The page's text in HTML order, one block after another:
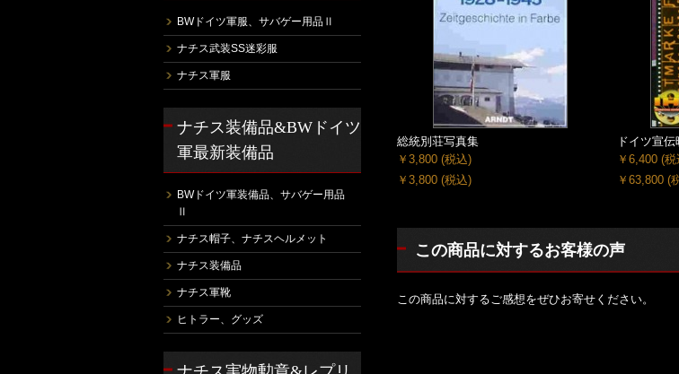
総統別荘写真集
￥3,800 (税込)
￥3,800 (税込)
ドイツ宣
￥6,400 (税
￥63,800 (
この商品に対するお客様の声
この商品に対するご感想をぜひお寄せください。
BWドイツ軍服、サバゲー用品Ⅱ
ナチス武装SS迷彩服
ナチス軍服
ナチス装備品&BWドイツ
軍最新装備品
BWドイツ軍装備品、サバゲー用品
Ⅱ
ナチス帽子、ナチスヘルメット
ナチス装備品
ナチス軍靴
ヒトラー、グッズ